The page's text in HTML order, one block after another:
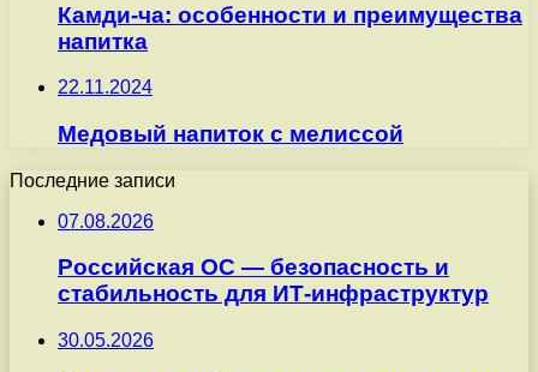
Камди-ча: особенности и преимущества
напитка
22.11.2024
Медовый напиток с мелиссой
Последние записи
07.08.2026
Российская ОС — безопасность и
стабильность для ИТ-инфраструктур
30.05.2026